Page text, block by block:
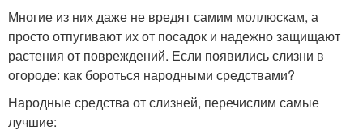
Многие из них даже не вредят самим моллюскам, а
просто отпугивают их от посадок и надежно защищают
растения от повреждений. Если появились слизни в
огороде: как бороться народными средствами?
Народные средства от слизней, перечислим самые
лучшие: